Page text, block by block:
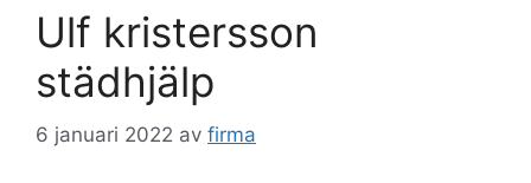
Ulf kristersson
städhjälp
6 januari 2022 av firma